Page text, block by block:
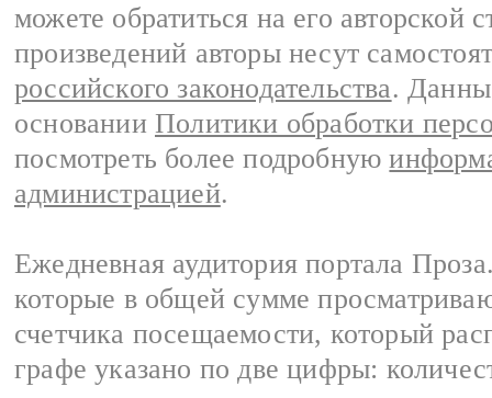
можете обратиться на его авторской
произведений авторы несут
российского законодательства.
основании Политики обработки
посмотреть более подробную
администрацией.
Ежедневная аудитория портала
которые в общей сумме
счетчика посещаемости, который
графе указано по две цифры: